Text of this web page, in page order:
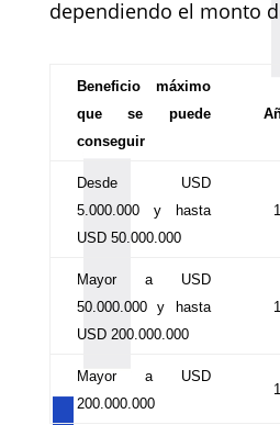
dependiendo el monto
Beneficio máximo
que se puede
conseguir
Desde USD
5.000.000 y hasta
USD 50.000.000
Mayor a USD
50.000.000 y hasta
USD 200.000.000
Mayor a USD
200.000.000